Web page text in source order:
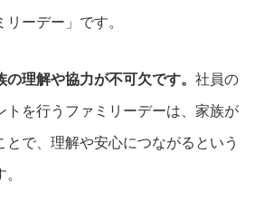
ーデー」です。
理解や協力が不可欠です。 社員の
トを行うファミリーデーは、家族が
とで、理解や安心につながるという